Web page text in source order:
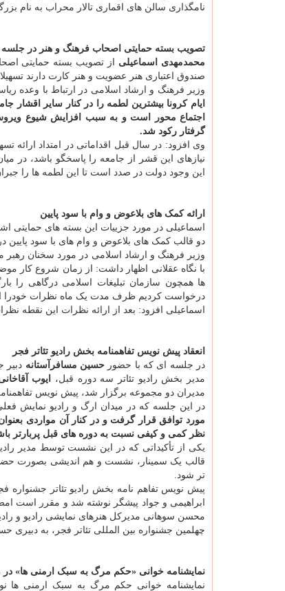
نامگذاری سالن های اقماری تالار محراب به نام
تصویب بسته حمایتی اصحاب فرهنگ و هنر در جلسه
محمدمهدی اسماعیلی از تصویب بسته حمایتی
صندوق اعتباری هنر عضویت و هنر کارت دارند
وزیر فرهنگ و ارشاد اسلامی در ارتباط با
ایام کرونا بیشترین لطمه را در کنار سایر
اجتماع محور است و به سبب افزایش شیوع
گرفتار رکود شد.
وی افزود: در سال قبل اقداماتی در امتداد ارائه
نیازهای این قشر از جامعه را پاسخگو باشد، در
این وجود دولت در صدد است تا این لطمه ها را
ارائه کمک های بلاعوض و وام با سود پایین
اسماعیلی در مورد جزییات این بسته های حمایتی
دو قالب کمک های بلاعوض و وام های با سود پایین
وزیر فرهنگ و ارشاد اسلامی در مورد سخنان رهبر
با نگاه عقلانی اظهار داشت: از زمان شروع کار
ها همچون سازمان تبلیغات اسلامی درگاهی را
درخواست کردیم ظرف مدت یک ماه نظرات خودرا
اسماعیلی افزود: بعد از ارائه نظرات این نقطه
انعقاد پیش نویس تفاهمنامه بخش رادیو تئاتر فجر
در جلسه ای که با حضورحسین مسافرآستانه دبیر
مدیر بخش رادیو تئاتر سه دوره قبل،
ایوب
مدیران دو مجموعه برگزار شد، پیش نویس
در این جلسه که در میدان ارگ و رادیو نمایش
مورد توافق قرار گرفت و در کنار آن مواردی
نظر کمی و کیفی نسبت به دوره های قبل پربارتر
یکی از تأکیداتی که در این نشست توسط مدیر
قالب یک سمینار، نشست و هم اندیشی بصورت
تر شود.
پیش نویس تفاهم نامه بخش رادیو تئاتر جشنواره
ابراهیمی و جواد پیشگر نوشته شد و مقرر است
محسن سوهانی مدیرکل هنرهای نمایشی رادیو و
چهلمین جشنواره بین المللی تئاتر فجر، به دبیری حسین مسافرآستانه
نمایشنامه خوانی «حکم مرگ به سبک ارمنی ها»
نمایشنامه خوانی حکم مرگ به سبک ارمنی ها